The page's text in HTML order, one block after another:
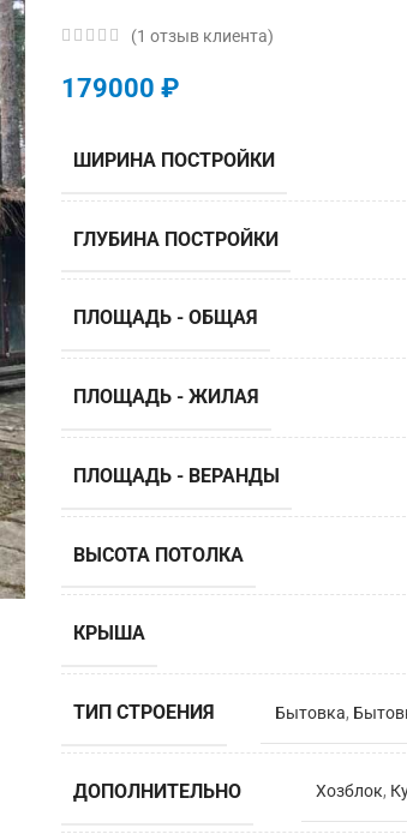
(1 отзыв клиента)
179000 ₽
ШИРИНА ПОСТРОЙКИ
ГЛУБИНА ПОСТРОЙКИ
ПЛОЩАДЬ - ОБЩАЯ
ПЛОЩАДЬ - ЖИЛАЯ
ПЛОЩАДЬ - ВЕРАНДЫ
ВЫСОТА ПОТОЛКА
КРЫША
ТИП СТРОЕНИЯ Бытовка,
ДОПОЛНИТЕЛЬНО Хозблок,